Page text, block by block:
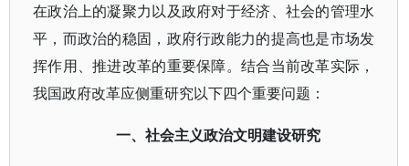
在政治上的凝聚力以及政府对于经济、社会的管理水
平，而政治的稳固，政府行政能力的提高也是市场发
挥作用、推进改革的重要保障。结合当前改革实际，
我国政府改革应侧重研究以下四个重要问题：
一、社会主义政治文明建设研究